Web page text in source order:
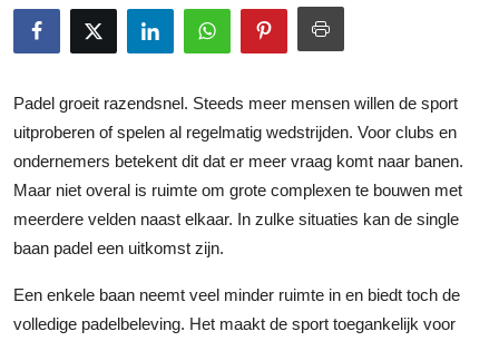
About
Health
Submit Press Release
Guest Posting
Crypto
Padel groeit razendsnel. Steeds meer mensen willen de sport
uitproberen of spelen al regelmatig wedstrijden. Voor clubs en
ondernemers betekent dit dat er meer vraag komt naar banen.
Maar niet overal is ruimte om grote complexen te bouwen met
meerdere velden naast elkaar. In zulke situaties kan de single
baan padel een uitkomst zijn.
Een enkele baan neemt veel minder ruimte in en biedt toch de
volledige padelbeleving. Het maakt de sport toegankelijk voor